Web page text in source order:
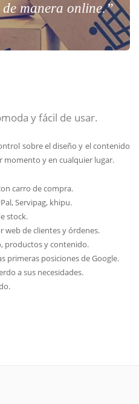
manera online.”
y fácil de usar.
sobre el diseño y el contenido
momento y en cualquier lugar.
carro de compra.
Servipag, khipu.
stock.
web de clientes y órdenes.
productos y contenido.
primeras posiciones de Google.
a sus necesidades.